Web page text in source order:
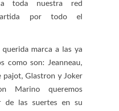
a toda nuestra red
por todo el
marca a las ya
como son: Jeanneau,
pajot, Glastron y Joker
Marino queremos
de las suertes en su